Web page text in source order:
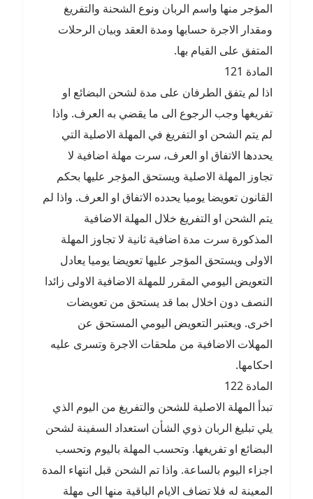
المؤجر منها واسم الربان ونوع الشحنة والتفريغ
ومقدار الاجرة حسابها ومدة العقد وبيان الرحلات
المتفق على القيام بها.
المادة 121
اذا لم يتفق الطرفان على مدة لشحن البضائع او
تفريغها وجب الرجوع الى ما يقضي به العرف. واذا
لم يتم الشحن او التفريغ في المهلة الاصلية التي
يحددها الاتفاق او العرف، سرت مهلة اضافية لا
تجاوز المهلة الاصلية ويستحق المؤجر عليها بحكم
القانون تعويضا يوميا يحدده الاتفاق او العرف. واذا لم
يتم الشحن او التفريغ خلال المهلة الاضافية
المذكورة سرت مدة اضافية ثانية لا تجاوز المهلة
الاولى ويستحق المؤجر عليها تعويضا يوميا يعادل
التعويض اليومي المقرر للمهلة الاضافية الاولى زائدا
النصف دون اخلال بما قد يستحق من تعويضات
اخرى. ويعتبر التعويض اليومي المستحق عن
المهلات الاضافية من ملحقات الاجرة وتسرى عليه
احكامها.
المادة 122
تبدأ المهلة الاصلية للشحن والتفريغ من اليوم الذي
يلي تبليغ الربان ذوي الشأن استعداد السفينة لشحن
البضائع او تفريغها. وتحسب المهلة باليوم وتحسب
اجزاء اليوم بالساعة. واذا تم الشحن قبل انتهاء المدة
المعينة له فلا تضاف الايام الباقية منها الى مهلة